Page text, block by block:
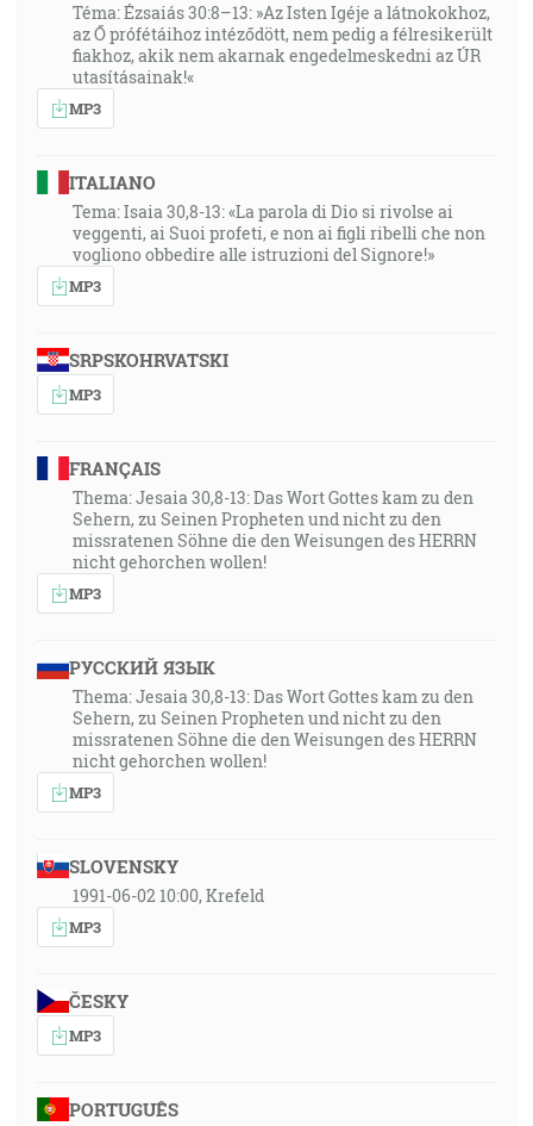
Téma: Ézsaiás 30:8–13: »Az Isten Igéje a látnokokhoz,
az Ő prófétáihoz intéződött, nem pedig a félresikerült
fiakhoz, akik nem akarnak engedelmeskedni az ÚR
utasításainak!«
MP3
ITALIANO
Tema: Isaia 30,8-13: «La parola di Dio si rivolse ai
veggenti, ai Suoi profeti, e non ai figli ribelli che non
vogliono obbedire alle istruzioni del Signore!»
MP3
SRPSKOHRVATSKI
MP3
FRANÇAIS
Thema: Jesaia 30,8-13: Das Wort Gottes kam zu den
Sehern, zu Seinen Propheten und nicht zu den
missratenen Söhne die den Weisungen des HERRN
nicht gehorchen wollen!
MP3
РУССКИЙ ЯЗЫК
Thema: Jesaia 30,8-13: Das Wort Gottes kam zu den
Sehern, zu Seinen Propheten und nicht zu den
missratenen Söhne die den Weisungen des HERRN
nicht gehorchen wollen!
MP3
SLOVENSKY
1991-06-02 10:00, Krefeld
MP3
ČESKY
MP3
PORTUGUÊS